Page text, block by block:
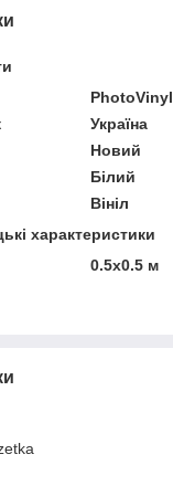
PhotoVinyl
Україна
Новий
Білий
Вініл
характеристики
0.5x0.5 м